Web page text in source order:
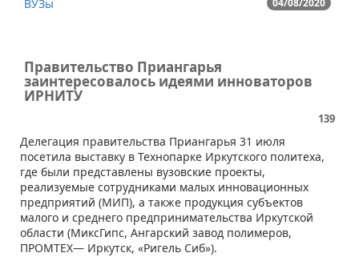
04/08/2020
ВУЗы
Правительство Приангарья
заинтересовалось идеями инноваторов
ИРНИТУ
139
​Делегация правительства Приангарья 31 июля
посетила выставку в Технопарке Иркутского политеха,
где были представлены вузовские проекты,
реализуемые сотрудниками малых инновационных
предприятий (МИП), а также продукция субъектов
малого и среднего предпринимательства Иркутской
области (МиксГипс, Ангарский завод полимеров,
ПРОМТЕХ— Иркутск, «Ригель Сиб»).